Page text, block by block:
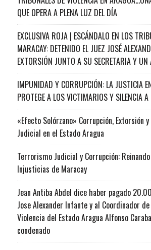
QUE OPERA A PLENA LUZ DEL DÍA
EXCLUSIVA ROJA | ESCÁNDALO EN LOS
MARACAY: DETENIDO EL JUEZ JOSÉ
EXTORSIÓN JUNTO A SU SECRETARIA Y UN
IMPUNIDAD Y CORRUPCIÓN: LA JUSTICIA
PROTEGE A LOS VICTIMARIOS Y SILENCIA
«Efecto Solórzano» Corrupción, Extorsión
Judicial en el Estado Aragua
Terrorismo Judicial y Corrupción:
Injusticias de Maracay
Jean Antiba Abdel dice haber pagado
Jose Alexander Infante y al Coordinador
Violencia del Estado Aragua Alfonso
condenado